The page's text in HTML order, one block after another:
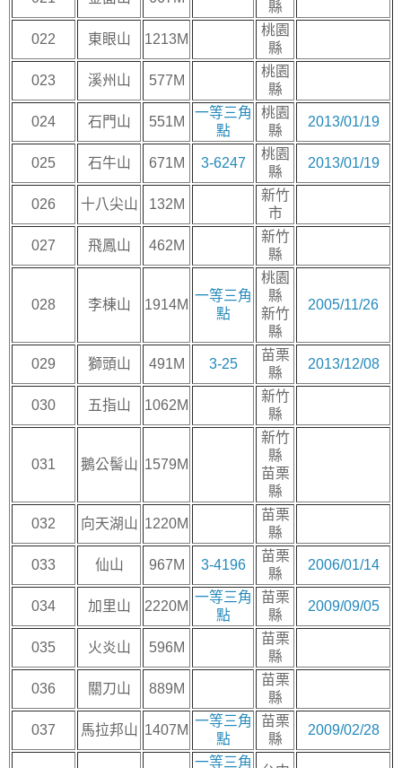
縣
022 東眼山 1213M
桃園
縣
023 溪州山 577M
桃園
縣
024 石門山 551M
一等三角
點
桃園
縣
2013/01/19
025 石牛山 671M 3-6247
桃園
縣
2013/01/19
026 十八尖山 132M
新竹
市
027 飛鳳山 462M
新竹
縣
028 李棟山 1914M
一等三角
點
桃園
縣
新竹
縣
2005/11/26
029 獅頭山 491M 3-25
苗栗
縣
2013/12/08
030 五指山 1062M
新竹
縣
031 鵝公髻山 1579M
新竹
縣
苗栗
縣
032 向天湖山 1220M
苗栗
縣
033 仙山 967M 3-4196
苗栗
縣
2006/01/14
034 加里山 2220M
一等三角
點
苗栗
縣
2009/09/05
035 火炎山 596M
苗栗
縣
036 關刀山 889M
苗栗
縣
037 馬拉邦山 1407M
一等三角
點
苗栗
縣
2009/02/28
一等三角